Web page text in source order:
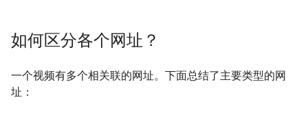
如何区分各个网址？
一个视频有多个相关联的网址。下面总结了主要类型的网
址：